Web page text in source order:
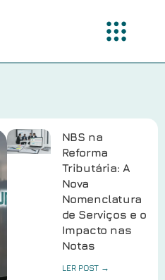
NBS na
Reforma
Tributária: A
Nova
Nomenclatura
de Serviços e o
Impacto nas
Notas
LER POST →